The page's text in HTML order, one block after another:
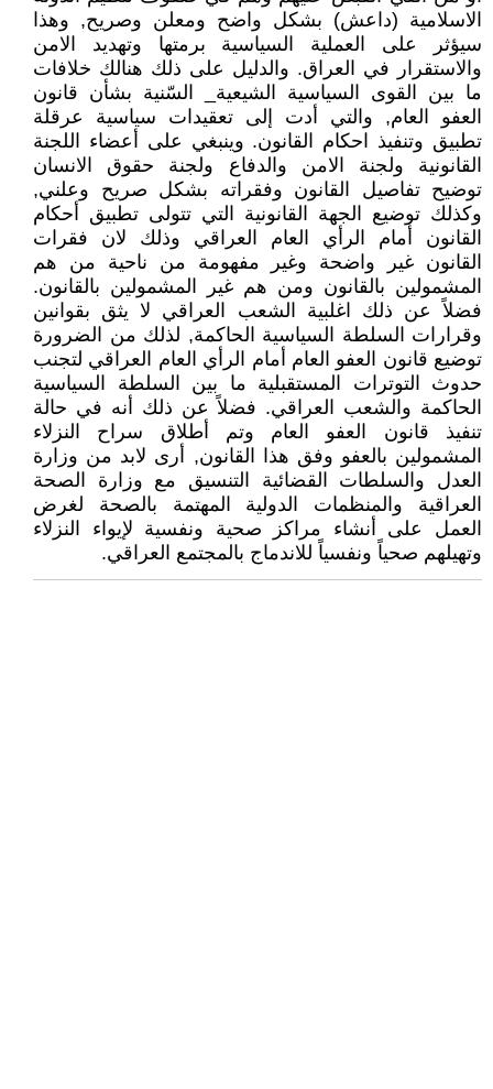
الاسلامية (داعش) بشكل واضح ومعلن وصريح, وهذا
سيؤثر على العملية السياسية برمتها وتهديد الامن
والاستقرار في العراق. والدليل على ذلك هنالك خلافات
ما بين القوى السياسية الشيعية_ السّنية بشأن قانون
العفو العام, والتي أدت إلى تعقيدات سياسية عرقلة
تطبيق وتنفيذ احكام القانون. وينبغي على أعضاء اللجنة
القانونية ولجنة الامن والدفاع ولجنة حقوق الانسان
توضيح تفاصيل القانون وفقراته بشكل صريح وعلني,
وكذلك توضيع الجهة القانونية التي تتولى تطبيق أحكام
القانون أمام الرأي العام العراقي وذلك لان فقرات
القانون غير واضحة وغير مفهومة من ناحية من هم
المشمولين بالقانون ومن هم غير المشمولين بالقانون.
فضلاً عن ذلك اغلبية الشعب العراقي لا يثق بقوانين
وقرارات السلطة السياسية الحاكمة, لذلك من الضرورة
توضيع قانون العفو العام أمام الرأي العام العراقي لتجنب
حدوث التوترات المستقبلية ما بين السلطة السياسية
الحاكمة والشعب العراقي. فضلاً عن ذلك أنه في حالة
تنفيذ قانون العفو العام وتم أطلاق سراح النزلاء
المشمولين بالعفو وفق هذا القانون, أرى لابد من وزارة
العدل والسلطات القضائية التنسيق مع وزارة الصحة
العراقية والمنظمات الدولية المهتمة بالصحة لغرض
العمل على أنشاء مراكز صحية ونفسية لإيواء النزلاء
وتهيلهم صحياً ونفسياً للاندماج بالمجتمع العراقي.